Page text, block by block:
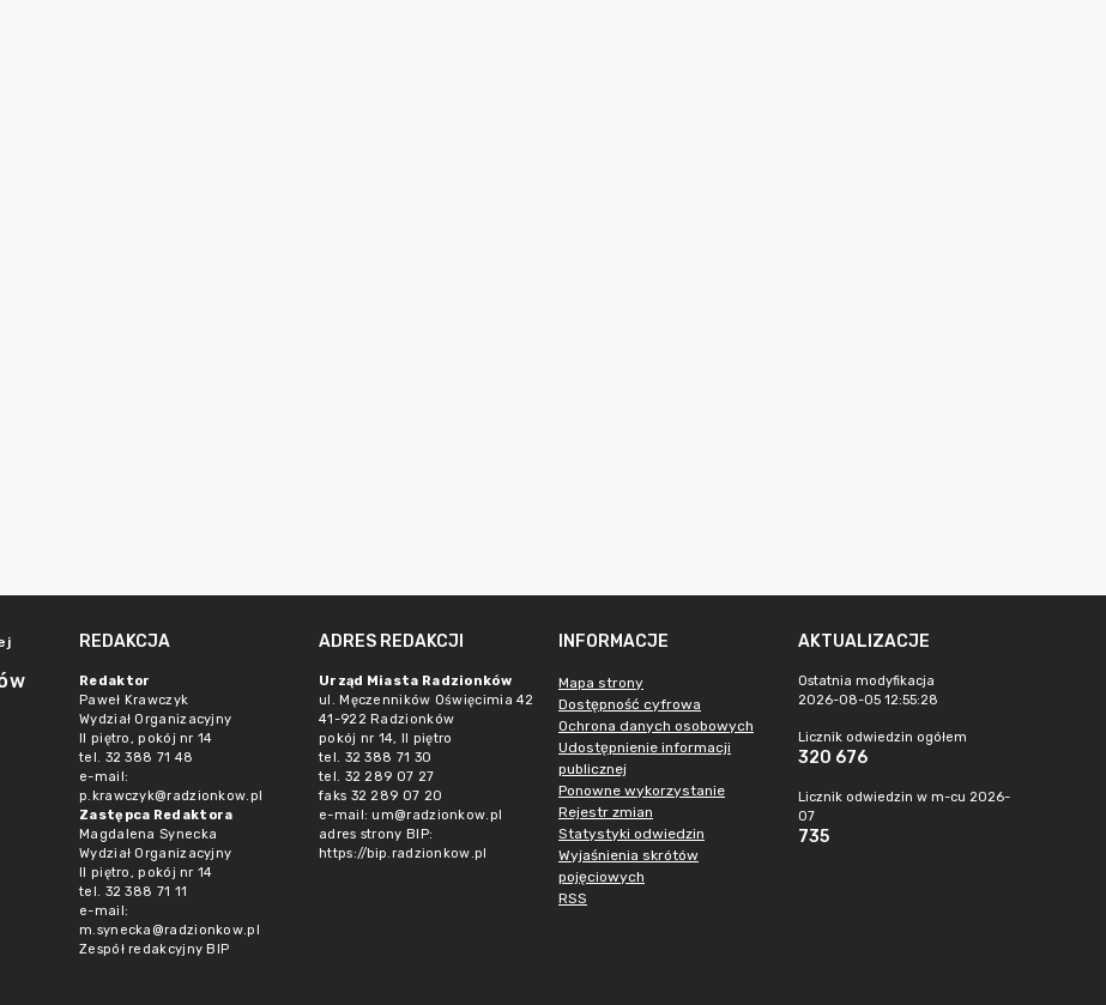
REDAKCJA
Redaktor
Paweł Krawczyk
Wydział Organizacyjny
II piętro, pokój nr 14
tel. 32 388 71 48
e-mail:
p.krawczyk@radzionkow.pl
Zastępca Redaktora
Magdalena Synecka
Wydział Organizacyjny
II piętro, pokój nr 14
tel. 32 388 71 11
e-mail:
m.synecka@radzionkow.pl
Zespół redakcyjny BIP
ADRES REDAKCJI
Urząd Miasta Radzionków
ul. Męczenników Oświęcimia 42
41-922 Radzionków
pokój nr 14, II piętro
tel. 32 388 71 30
tel. 32 289 07 27
faks 32 289 07 20
e-mail: um@radzionkow.pl
adres strony BIP:
https://bip.radzionkow.pl
INFORMACJE
Mapa strony
Dostępność cyfrowa
Ochrona danych osobowych
Udostępnienie informacji
publicznej
Ponowne wykorzystanie
Rejestr zmian
Statystyki odwiedzin
Wyjaśnienia skrótów
pojęciowych
RSS
AKTUALIZACJE
Ostatnia modyfikacja
2026-08-05 12:55:28
Licznik odwiedzin ogółem
320 676
Licznik odwiedzin w m-cu 2026-
07
735